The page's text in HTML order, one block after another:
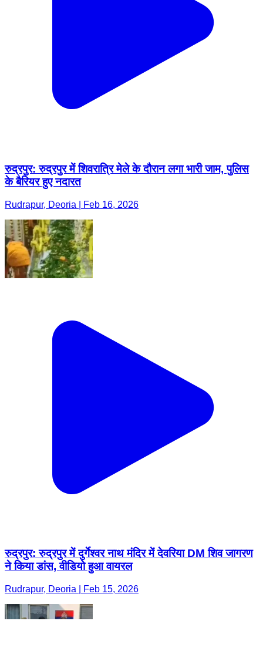
रुद्रपुर: रुद्रपुर में शिवरात्रि मेले के दौरान लगा भारी जाम, पुलिस
के बैरियर हुए नदारत
Rudrapur, Deoria | Feb 16, 2026
रुद्रपुर: रुद्रपुर में दुर्गेश्वर नाथ मंदिर में देवरिया DM शिव जागरण
ने किया डांस, वीडियो हुआ वायरल
Rudrapur, Deoria | Feb 15, 2026